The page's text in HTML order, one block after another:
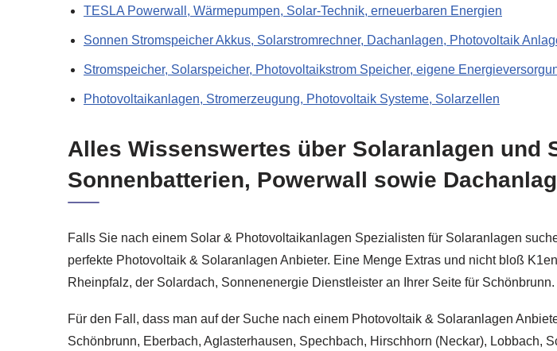
TESLA Powerwall, Wärmepumpen, Solar-Technik, erneuerbaren Energien
Sonnen Stromspeicher Akkus, Solarstromrechner, Dachanlagen, Photovoltaik
Stromspeicher, Solarspeicher, Photovoltaikstrom Speicher, eigene
Photovoltaikanlagen, Stromerzeugung, Photovoltaik Systeme, Solarzellen
Alles Wissenswertes über Solaranlagen und
Sonnenbatterien, Powerwall sowie
Falls Sie nach einem Solar & Photovoltaikanlagen Spezialisten für Solaranlagen
perfekte Photovoltaik & Solaranlagen Anbieter. Eine Menge Extras und nicht bloß
Rheinpfalz, der Solardach, Sonnenenergie Dienstleister an Ihrer Seite für Schönbrunn.
Für den Fall, dass man auf der Suche nach einem Photovoltaik & Solaranlagen
Schönbrunn, Eberbach, Aglasterhausen, Spechbach, Hirschhorn (Neckar),